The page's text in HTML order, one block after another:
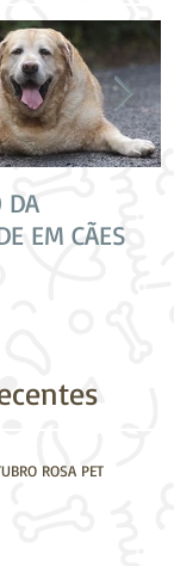
DA
EM CÃES
ROSA PET